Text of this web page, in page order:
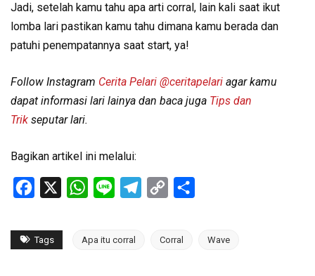
Jadi, setelah kamu tahu apa arti corral, lain kali saat ikut
lomba lari pastikan kamu tahu dimana kamu berada dan
patuhi penempatannya saat start, ya!
Follow Instagram Cerita Pelari @ceritapelari agar kamu
dapat informasi lari lainya dan baca juga Tips dan
Trik seputar lari.
Bagikan artikel ini melalui:
Facebook WhatsApp
Line Telegram
Copy
Tags Apa itu corral Corral Wave